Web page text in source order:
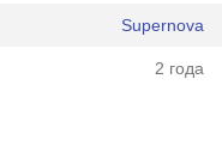
Supernova
2 года